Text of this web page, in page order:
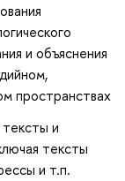
и объяснения
пространствах
тексты и
тексты
и т.п.